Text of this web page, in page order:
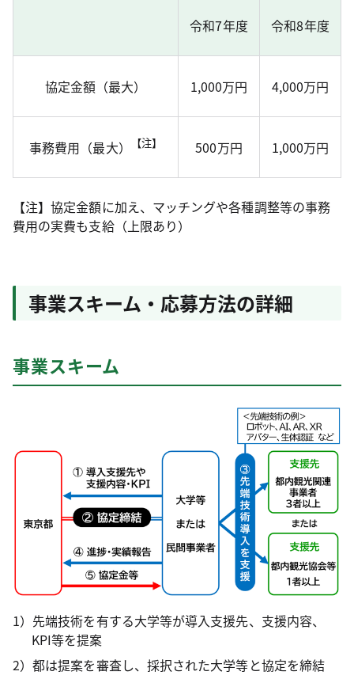
令和7年度 令和8年度
協定金額（最大） 1,000万円 4,000万円
事務費用（最大） 【注】 500万円 1,000万円
【注】協定金額に加え、マッチングや各種調整等の事務
費用の実費も支給（上限あり）
事業スキーム・応募方法の詳細
事業スキーム
1）先端技術を有する大学等が導入支援先、支援内容、
KPI等を提案
2）都は提案を審査し、採択された大学等と協定を締結